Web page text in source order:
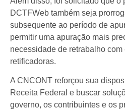
DCTFWeb também seja
subsequente ao período de
permitir uma apuração mais
necessidade de retrabalho
retificadoras.
A CNCONT reforçou sua
Receita Federal e buscar
governo, os contribuintes e os